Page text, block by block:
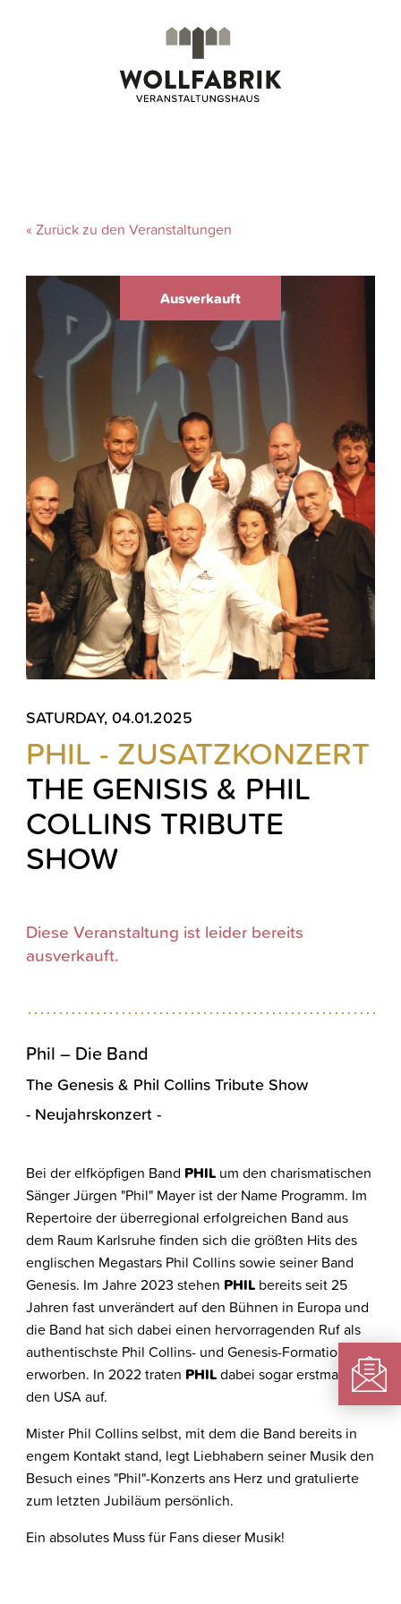
« Zurück zu den Veranstaltungen
SATURDAY, 04.01.2025
PHIL - ZUSATZKONZERT
THE GENISIS & PHIL
COLLINS TRIBUTE
SHOW
Diese Veranstaltung ist leider bereits
ausverkauft.
Phil – Die Band
The Genesis & Phil Collins Tribute Show
- Neujahrskonzert -
Bei der elfköpfigen Band PHILum den charismatischen
Sänger Jürgen "Phil" Mayer ist der Name Programm. Im
Repertoire der überregional erfolgreichen Band aus
dem Raum Karlsruhe finden sich die größten Hits des
englischen Megastars Phil Collins sowie seiner Band
Genesis. Im Jahre 2023 stehen PHILbereits seit 25
Jahren fast unverändert auf den Bühnen in Europa und
die Band hat sich dabei einen hervorragenden Ruf als
authentischste Phil Collins- und Genesis-Formation
erworben. In 2022 traten PHILdabei sogar erstmals in
den USA auf.
Mister Phil Collins selbst, mit dem die Band bereits in
engem Kontakt stand, legt Liebhabern seiner Musik den
Besuch eines "Phil"-Konzerts ans Herz und gratulierte
zum letzten Jubiläum persönlich.
Ein absolutes Muss für Fans dieser Musik!
Ausverkauft